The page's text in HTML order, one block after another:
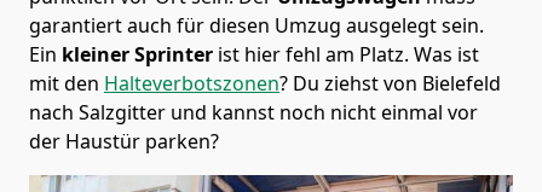
garantiert auch für diesen Umzug ausgelegt sein.
Ein kleiner Sprinter ist hier fehl am Platz. Was ist
mit den Halteverbotszonen? Du ziehst von Bielefeld
nach Salzgitter und kannst noch nicht einmal vor
der Haustür parken?